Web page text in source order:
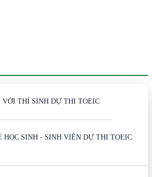
THÍ SINH DỰ THI TOEIC
HỌC SINH - SINH VIÊN DỰ THI TOEIC